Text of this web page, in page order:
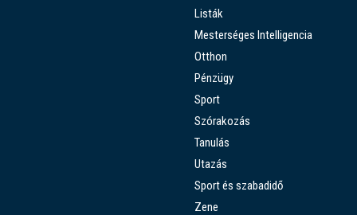
Listák
Mesterséges Intelligencia
Otthon
Pénzügy
Sport
Szórakozás
Tanulás
Utazás
Sport és szabadidő
Zene